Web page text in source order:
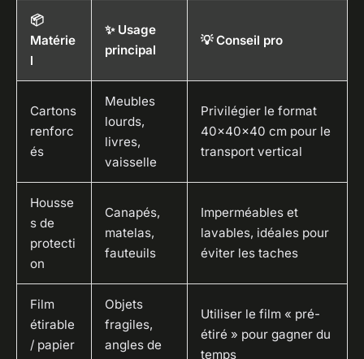
📦
Matérie
l
✨ Usage
principal
💡 Conseil pro
Cartons
renforc
és
Meubles
lourds,
livres,
vaisselle
Privilégier le format
40x40x40 cm pour le
transport vertical
Housse
s de
protecti
on
Canapés,
matelas,
fauteuils
Imperméables et
lavables, idéales pour
éviter les taches
Film
étirable
/ papier
Objets
fragiles,
angles de
Utiliser le film « pré-
étiré » pour gagner du
temps